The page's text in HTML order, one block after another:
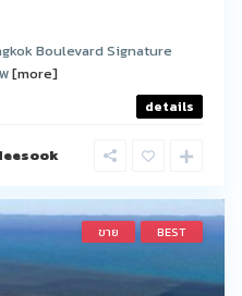
Boulevard Signature
[more]
details
ขาย BEST